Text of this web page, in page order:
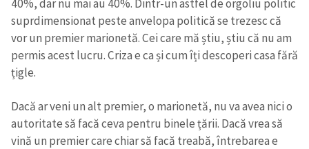
40%, dar nu mai au 40%. Dintr-un astfel de orgoliu politic
suprdimensionat peste anvelopa politică se trezesc că
vor un premier marionetă. Cei care mă știu, știu că nu am
permis acest lucru. Criza e ca și cum îți descoperi casa fără
țigle.
Dacă ar veni un alt premier, o marionetă, nu va avea nici o
autoritate să facă ceva pentru binele țării. Dacă vrea să
vină un premier care chiar să facă treabă, întrebarea e